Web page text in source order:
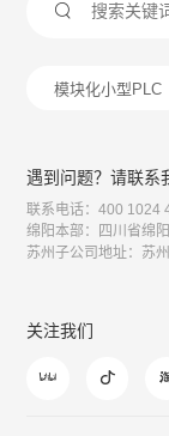

模块化小型PLC
遇到问题？请联系
联系电话：400 1024
绵阳本部：四川省绵
苏州子公司地址：苏
关注我们
 